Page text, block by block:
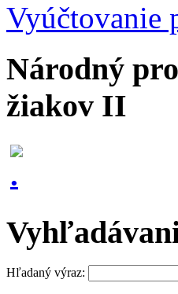
Vyúčtovanie
Národný
žiakov II
Hľadaný výraz: